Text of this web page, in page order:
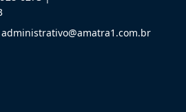
administrativo@amatra1.com.br